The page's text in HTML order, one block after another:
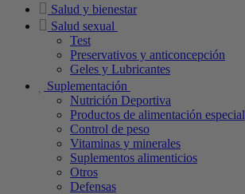
Salud y bienestar
Salud sexual
Test
Preservativos y anticoncepción
Geles y Lubricantes
Suplementación
Nutrición Deportiva
Productos de alimentación especial
Control de peso
Vitaminas y minerales
Suplementos alimenticios
Otros
Defensas